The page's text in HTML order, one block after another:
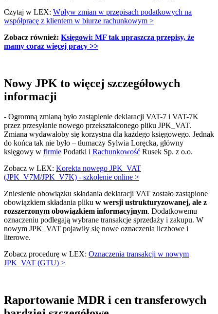
Czytaj w LEX: Wpływ zmian w przepisach podatkowych na
współpracę z klientem w biurze rachunkowym >
Zobacz również: Księgowi: MF tak upraszcza przepisy, że
mamy coraz więcej pracy >>
Nowy JPK to więcej szczegółowych
informacji
- Ogromną zmianą było zastąpienie deklaracji VAT-7 i VAT-7K
przez przesyłanie nowego przekształconego pliku JPK_VAT.
Zmiana wydawałoby się korzystna dla każdego księgowego. Jednak
do końca tak nie było – tłumaczy Sylwia Loręcka, główny
księgowy w firmie Podatki i Rachunkowość Rusek Sp. z o.o.
Zobacz w LEX: Korekta nowego JPK_VAT
(JPK_V7M/JPK_V7K) - szkolenie online >
Zniesienie obowiązku składania deklaracji VAT zostało zastąpione
obowiązkiem składania pliku w wersji ustrukturyzowanej, ale z
rozszerzonym obowiązkiem informacyjnym. Dodatkowemu
oznaczeniu podlegają wybrane transakcje sprzedaży i zakupu. W
nowym JPK_VAT pojawiły się nowe oznaczenia liczbowe i
literowe.
Zobacz procedurę w LEX: Oznaczenia transakcji w nowym
JPK_VAT (GTU) >
Raportowanie MDR i cen transferowych